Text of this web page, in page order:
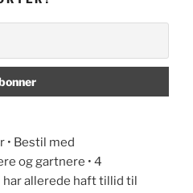
Bestil med
og gartnere • 4
allerede haft tillid til